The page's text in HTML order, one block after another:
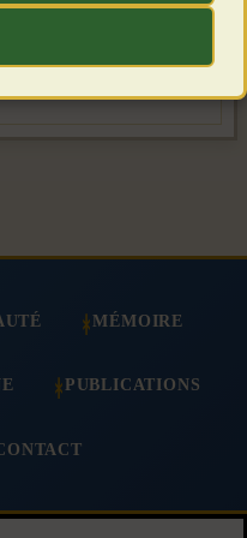
MÉMOIRE
PUBLICATIONS